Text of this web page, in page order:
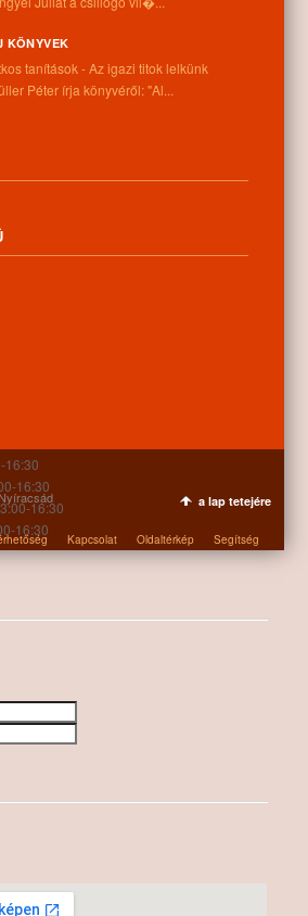
16:30
16:30
16:30
16:30
KÖNYVEK
tanítások - Az igazi titok lelkünk
Péter írja könyvéről: "Al...
a lap tetejére
Kapcsolat Oldaltérkép Segítség